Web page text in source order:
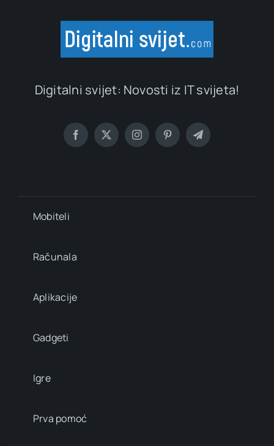
Digitalni svijet: Novosti iz IT svijeta!
Mobiteli
Računala
Aplikacije
Gadgeti
Igre
Prva pomoć